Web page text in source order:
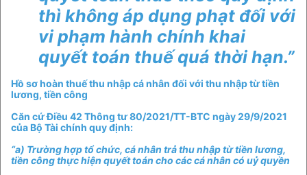
thì không áp dụng phạt đối với
vi phạm hành chính khai
quyết toán thuế quá thời hạn.”
Hồ sơ hoàn thuế thu nhập cá nhân đối với thu nhập từ tiền
lương, tiền công
Căn cứ Điều 42 Thông tư 80/2021/TT-BTC ngày 29/9/2021
của Bộ Tài chính quy định:
“a) Trường hợp tổ chức, cá nhân trả thu nhập từ tiền lương,
tiền công thực hiện quyết toán cho các cá nhân có uỷ quyền